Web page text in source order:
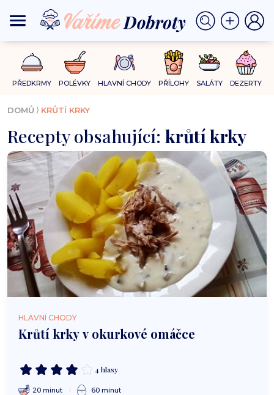
PŘEDKRMY POLÉVKY HLAVNÍ CHODY PŘÍLOHY SALÁTY DEZERTY
DOMŮ ⟩ KRŮTÍ KRKY
Recepty obsahující: krůtí krky
HLAVNÍ CHODY
Krůtí krky v okurkové omáčce
4 hlasy
20 minut 60 minut